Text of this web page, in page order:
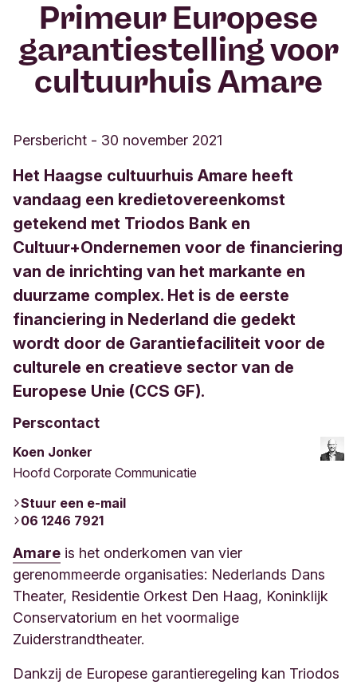
Primeur Europese
garantiestelling voor
cultuurhuis Amare
Persbericht - 30 november 2021
Het Haagse cultuurhuis Amare heeft
vandaag een kredietovereenkomst
getekend met Triodos Bank en
Cultuur+Ondernemen voor de financiering
van de inrichting van het markante en
duurzame complex. Het is de eerste
financiering in Nederland die gedekt
wordt door de Garantiefaciliteit voor de
culturele en creatieve sector van de
Europese Unie (CCS GF).
Perscontact
Koen Jonker
Hoofd Corporate Communicatie
Stuur een e-mail
06 1246 7921
Amare is het onderkomen van vier
gerenommeerde organisaties: Nederlands Dans
Theater, Residentie Orkest Den Haag, Koninklijk
Conservatorium en het voormalige
Zuiderstrandtheater.
Dankzij de Europese garantieregeling kan Triodos